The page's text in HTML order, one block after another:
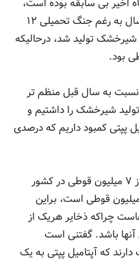
روند تولید شیرخشک طی ۳.۵ ماه اخیر بی سابقه بوده است،
گفت: بنابر آمار در ۳ ماهه نخست امسال به رغم جنگ تحمیلی ۱۲
میلیون قوطی شیرخشک تولید شد، درحالیکه
به سال قبل منظم تر
شیرخشک را داشتیم و
پپتی کمبود داریم که درصدی
تحویل زاده ادامه داد: بنابر آمار بیش از ۷ میلیون قوطی در کشور
می شود، درحالیکه نیاز کشور ۵ میلیون قوطی است، براین
چراکه ذخایر هریک از
باشد. گفتنی است
درصد مصرف دارند که آپتامیل پپتی به یک